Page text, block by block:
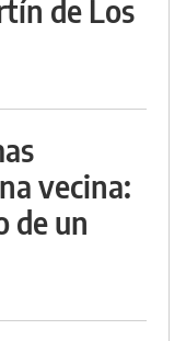
de Los
vecina:
de un